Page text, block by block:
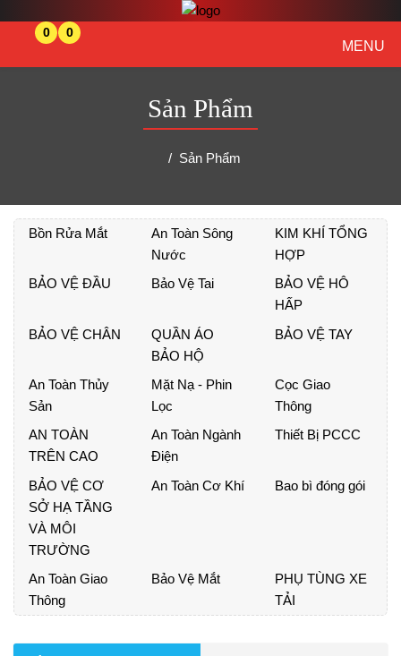
0 0
MENU
Sản Phẩm
Sản Phẩm
Bồn Rửa Mắt
An Toàn Sông
Nước
KIM KHÍ TỔNG
HỢP
BẢO VỆ ĐẦU
Bảo Vệ Tai
BẢO VỆ HÔ
HẤP
BẢO VỆ CHÂN
QUẦN ÁO
BẢO HỘ
BẢO VỆ TAY
An Toàn Thủy
Sản
Mặt Nạ - Phin
Lọc
Cọc Giao
Thông
AN TOÀN
TRÊN CAO
An Toàn Ngành
Điện
Thiết Bị PCCC
BẢO VỆ CƠ
SỞ HẠ TẦNG
VÀ MÔI
TRƯỜNG
An Toàn Cơ Khí Bao bì đóng gói
An Toàn Giao
Thông
Bảo Vệ Mắt
PHỤ TÙNG XE
TẢI